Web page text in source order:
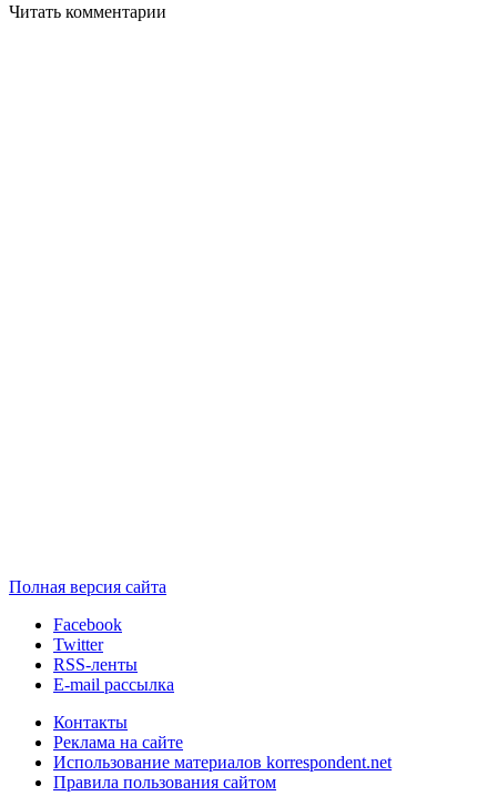
Читать комментарии
Полная версия сайта
Facebook
Twitter
RSS-ленты
E-mail рассылка
Контакты
Реклама на сайте
Использование материалов korrespondent.net
Правила пользования сайтом